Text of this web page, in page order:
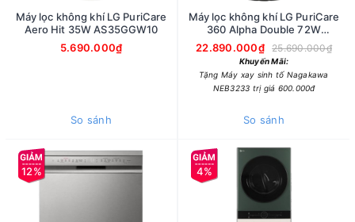
Máy lọc không khí LG PuriCare
Aero Hit 35W AS35GGW10
5.690.000₫
So sánh
Máy lọc không khí LG PuriCare
360 Alpha Double 72W
AS10GDBY0
22.890.000₫ 25.690.000₫
Khuyến Mãi:
Tặng Máy xay sinh tố Nagakawa
NEB3233 trị giá 600.000đ
So sánh
12% 4%